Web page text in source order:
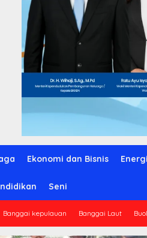
Ekonomi dan Bisnis
Seni
Banggai kepulauan Banggai Laut Buol